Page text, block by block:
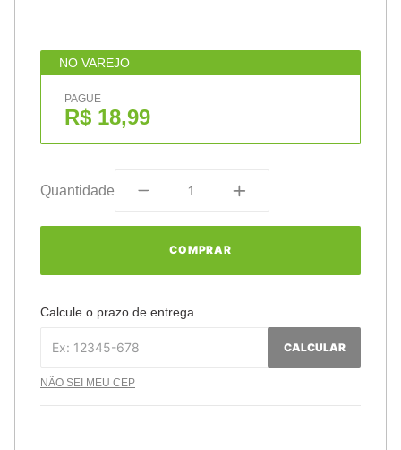
NO VAREJO
PAGUE
R$ 18,99
Quantidade
COMPRAR
Calcule o prazo de entrega
CALCULAR
NÃO SEI MEU CEP